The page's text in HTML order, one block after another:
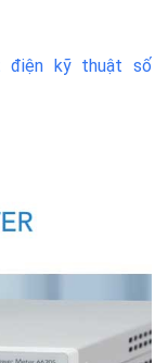
điện kỹ thuật số